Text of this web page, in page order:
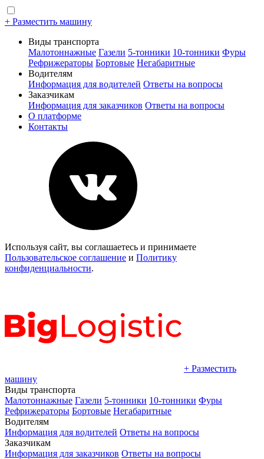
+ Разместить машину
Виды транспорта
Малотоннажные Газели 5-тонники 10-тонники Фуры
Рефрижераторы Бортовые Негабаритные
Водителям
Информация для водителей Ответы на вопросы
Заказчикам
Информация для заказчиков Ответы на вопросы
О платформе
Контакты
Используя сайт, вы соглашаетесь и принимаете
Пользовательское соглашение и Политику
конфиденциальности.
+ Разместить
машину
Виды транспорта
Малотоннажные Газели 5-тонники 10-тонники Фуры
Рефрижераторы Бортовые Негабаритные
Водителям
Информация для водителей Ответы на вопросы
Заказчикам
Информация для заказчиков Ответы на вопросы